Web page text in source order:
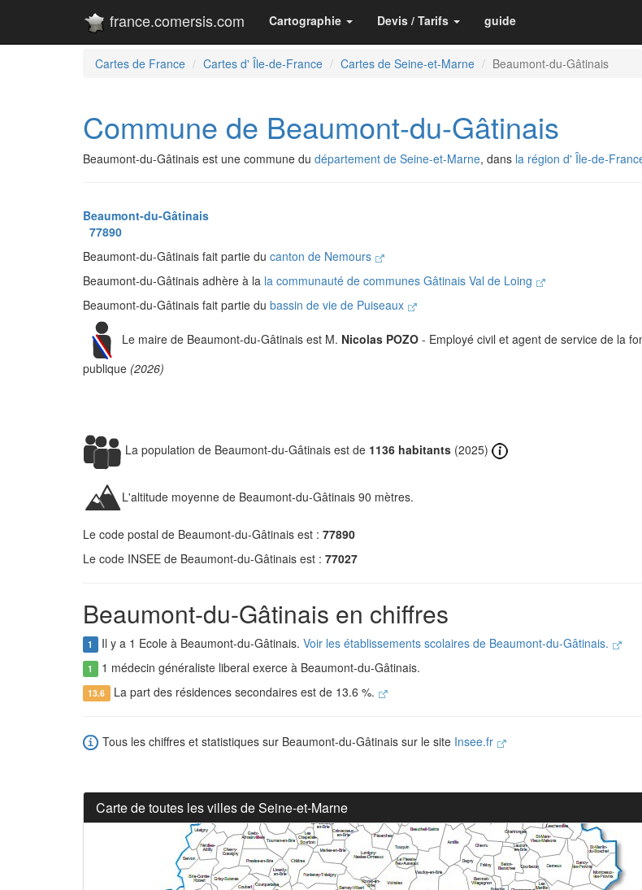
france.comersis.com Cartographie Devis / Tarifs guide
Cartes de France Cartes d' Île-de-France Cartes de Seine-et-Marne Beaumont-du-Gâtinais
Commune de Beaumont-du-Gâtinais
Beaumont-du-Gâtinais est une commune du département de Seine-et-Marne, dans la région d' Île-de-
Beaumont-du-Gâtinais
77890
Beaumont-du-Gâtinais fait partie du canton de Nemours
Beaumont-du-Gâtinais adhère à la la communauté de communes Gâtinais Val de Loing
Beaumont-du-Gâtinais fait partie du bassin de vie de Puiseaux
Le maire de Beaumont-du-Gâtinais est M. Nicolas POZO - Employé civil et agent de service de la
publique (2026)
La population de Beaumont-du-Gâtinais est de 1136 habitants (2025)
L'altitude moyenne de Beaumont-du-Gâtinais 90 mètres.
Le code postal de Beaumont-du-Gâtinais est : 77890
Le code INSEE de Beaumont-du-Gâtinais est : 77027
Beaumont-du-Gâtinais en chiffres
1 Il y a 1 Ecole à Beaumont-du-Gâtinais. Voir les établissements scolaires de Beaumont-du-Gâtinais.
1 1 médecin généraliste liberal exerce à Beaumont-du-Gâtinais.
13.6 La part des résidences secondaires est de 13.6 %.
Tous les chiffres et statistiques sur Beaumont-du-Gâtinais sur le site Insee.fr
Carte de toutes les villes de Seine-et-Marne